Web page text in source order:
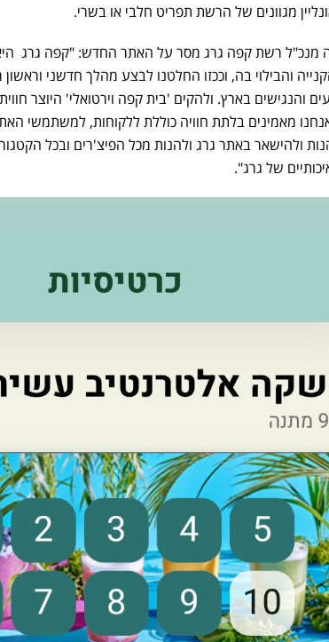
מגוונים של הרשת תפריט חלבי או בשרי.
מנכ"ל רשת קפה גרג מסר על האתר החדש: "קפה גרג
והבילוי בה, וככזו החלטנו לבצע מהלך חדשני
והנגישים בארץ. ולהקים 'בית קפה וירטואלי' היוצר
מאמינים בלתת חוויה כוללת ללקוחות, למשתמשי
ולהישאר באתר גרג ולהנות מכל הפיצ'רים ובכל
של גרג".